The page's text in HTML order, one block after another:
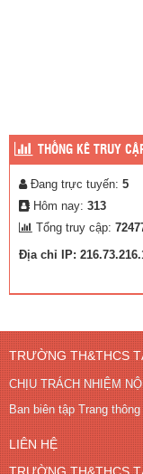
THỐNG KÊ TRUY
Đang trực tuyến: 5
Hôm nay: 313
Tổng truy cập:
Địa chỉ IP:
TRƯỜNG TH&THCS
CHỊU TRÁCH NHIỆM
Ban biên tập Trang
LIÊN HỆ
TRƯỜNG TH&THCS